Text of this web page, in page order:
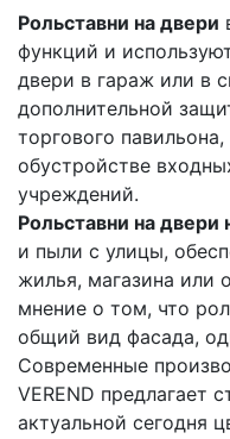
Рольставни на двери
функций и
двери в гараж или в
дополнительной
торгового
обустройстве
учреждений.
Рольставни на
и пыли с улицы,
жилья, магазина или
мнение о том, что
общий вид фасада,
Современные
VEREND предлагает
актуальной сегодня